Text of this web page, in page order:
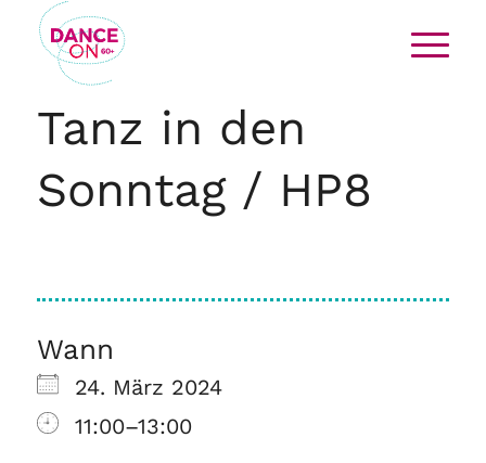
Tanz in den
Sonntag / HP8
Wann
24. März 2024
11:00–13:00